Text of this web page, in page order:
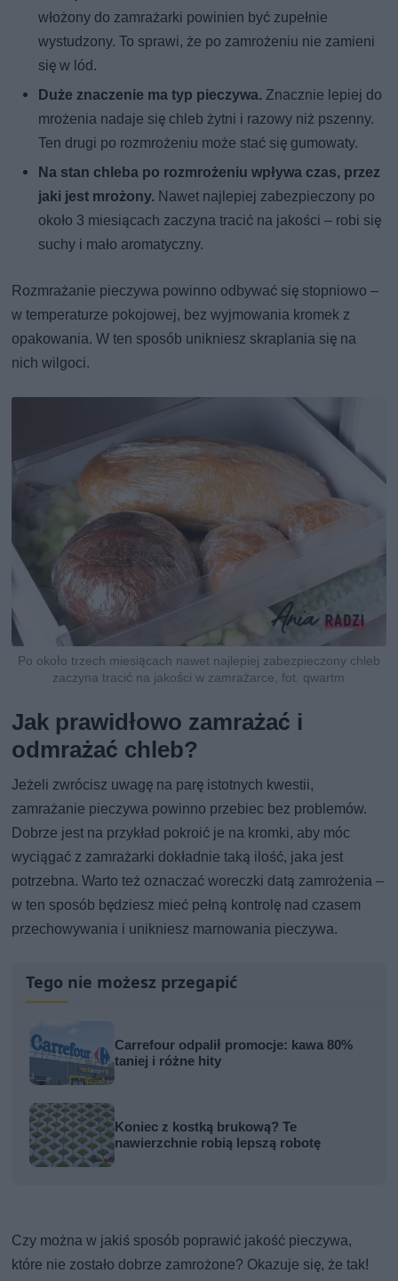
włożony do zamrażarki powinien być zupełnie
wystudzony. To sprawi, że po zamrożeniu nie zamieni
się w lód.
Duże znaczenie ma typ pieczywa. Znacznie lepiej do
mrożenia nadaje się chleb żytni i razowy niż pszenny.
Ten drugi po rozmrożeniu może stać się gumowaty.
Na stan chleba po rozmrożeniu wpływa czas, przez
jaki jest mrożony. Nawet najlepiej zabezpieczony po
około 3 miesiącach zaczyna tracić na jakości – robi się
suchy i mało aromatyczny.
Rozmrażanie pieczywa powinno odbywać się stopniowo –
w temperaturze pokojowej, bez wyjmowania kromek z
opakowania. W ten sposób unikniesz skraplania się na
nich wilgoci.
Po około trzech miesiącach nawet najlepiej zabezpieczony chleb
zaczyna tracić na jakości w zamrażarce, fot. qwartm
Jak prawidłowo zamrażać i
odmrażać chleb?
Jeżeli zwrócisz uwagę na parę istotnych kwestii,
zamrażanie pieczywa powinno przebiec bez problemów.
Dobrze jest na przykład pokroić je na kromki, aby móc
wyciągać z zamrażarki dokładnie taką ilość, jaka jest
potrzebna. Warto też oznaczać woreczki datą zamrożenia –
w ten sposób będziesz mieć pełną kontrolę nad czasem
przechowywania i unikniesz marnowania pieczywa.
Tego nie możesz przegapić
Carrefour odpalił promocje: kawa 80%
taniej i różne hity
Koniec z kostką brukową? Te
nawierzchnie robią lepszą robotę
Czy można w jakiś sposób poprawić jakość pieczywa,
które nie zostało dobrze zamrożone? Okazuje się, że tak!